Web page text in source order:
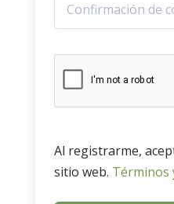
Al registrarme,
sitio web. Términos